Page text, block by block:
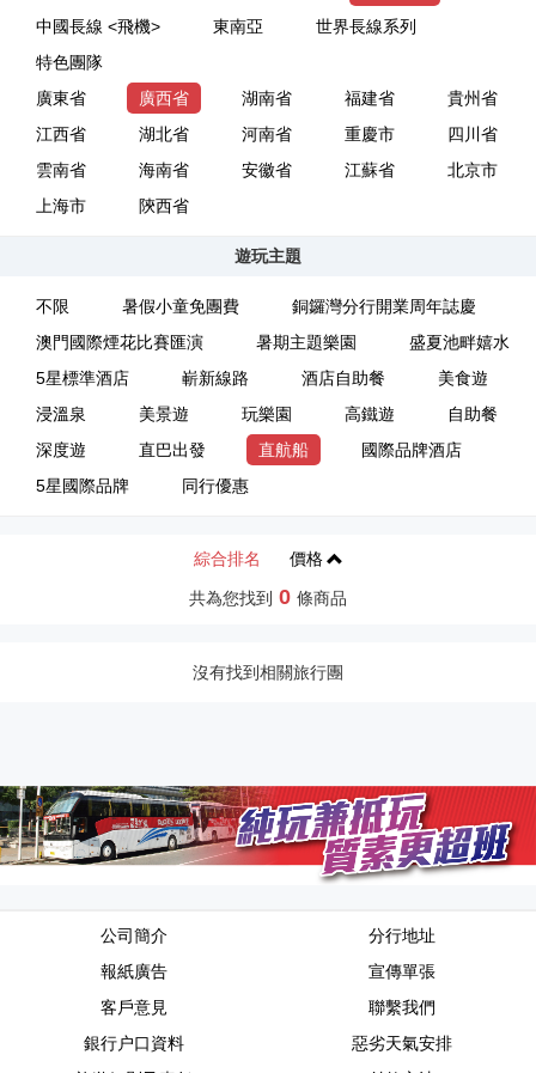
中國長線 <飛機>
東南亞
世界長線系列
特色團隊
廣東省
廣西省 湖南省 福建省
貴州省
江西省
湖北省 河南省 重慶市
四川省
雲南省
海南省 安徽省 江蘇省
北京市
上海市
陝西省
遊玩主題
不限 暑假小童免團費
銅鑼灣分行開業周年誌慶
澳門國際煙花比賽匯演
暑期主題樂園
盛夏池畔嬉水
5星標準酒店
嶄新線路 酒店自助餐
美食遊
浸溫泉
美景遊 玩樂園 高鐵遊
自助餐
深度遊
直巴出發 直航船
國際品牌酒店
5星國際品牌
同行優惠
綜合排名 價格
共為您找到 0 條商品
沒有找到相關旅行團
公司簡介
分行地址
報紙廣告
宣傳單張
客戶意見
聯繫我們
銀行户口資料
惡劣天氣安排